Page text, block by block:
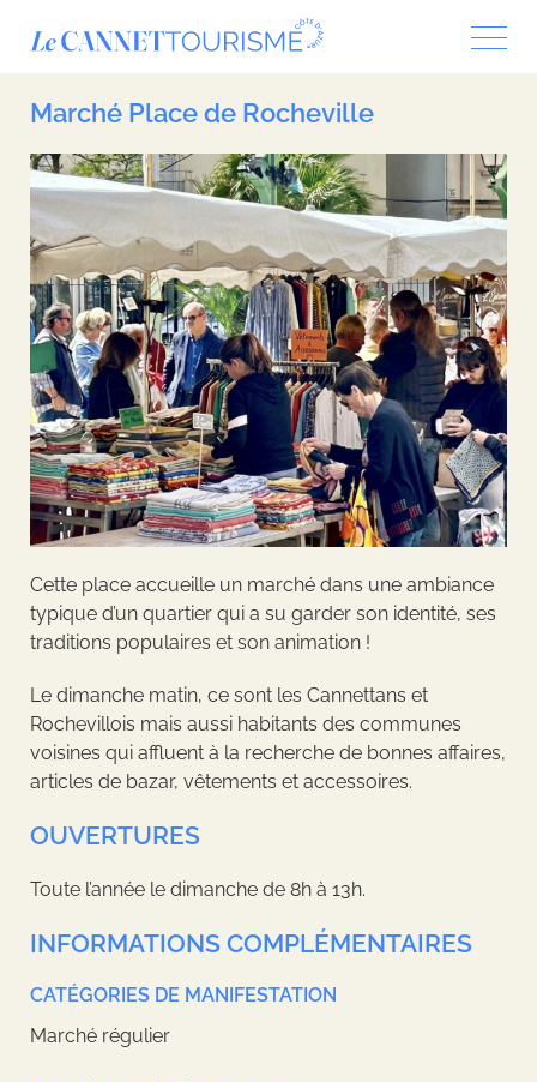
Marché Place de Rocheville
Cette place accueille un marché dans une ambiance
typique d’un quartier qui a su garder son identité, ses
traditions populaires et son animation !
Le dimanche matin, ce sont les Cannettans et
Rochevillois mais aussi habitants des communes
voisines qui affluent à la recherche de bonnes affaires,
articles de bazar, vêtements et accessoires.
OUVERTURES
Toute l’année le dimanche de 8h à 13h.
INFORMATIONS COMPLÉMENTAIRES
CATÉGORIES DE MANIFESTATION
Marché régulier